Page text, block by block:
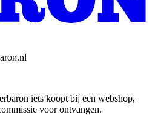
iets koopt bij een webshop,
voor ontvangen.